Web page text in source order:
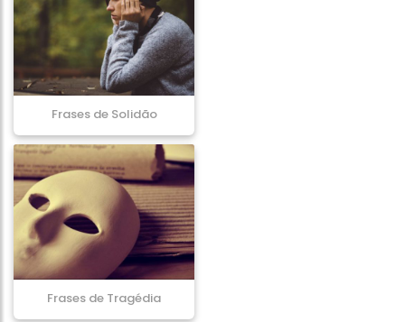
Frases de Solidão
Frases de Tragédia